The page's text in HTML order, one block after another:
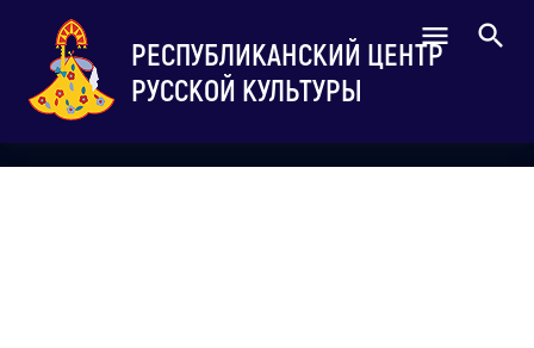
РЕСПУБЛИКАНСКИЙ ЦЕНТР
РУССКОЙ КУЛЬТУРЫ